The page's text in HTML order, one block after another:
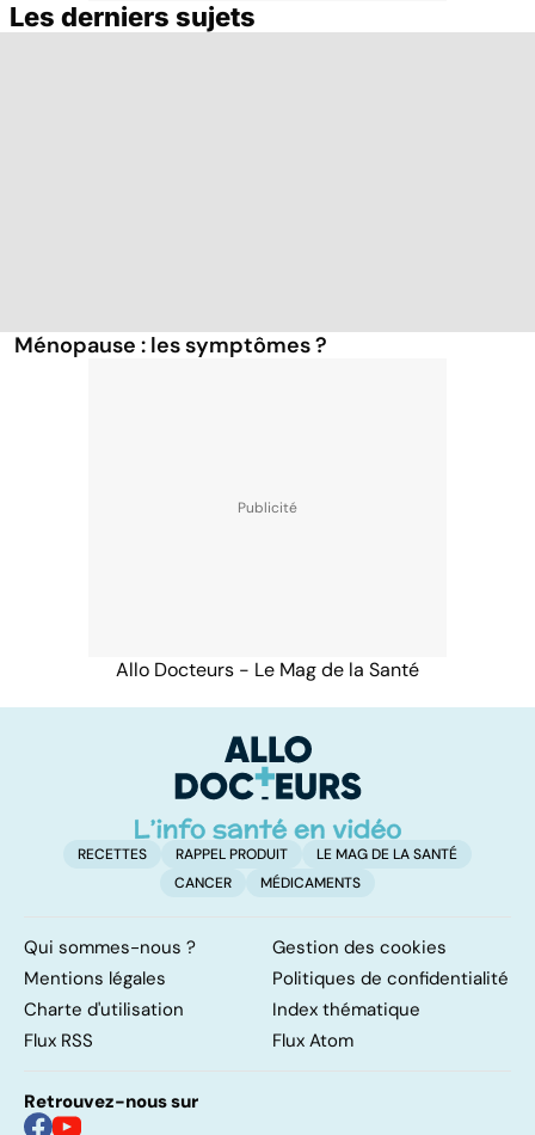
Les derniers sujets
Ménopause : les symptômes ?
Allo Docteurs - Le Mag de la Santé
RECETTES RAPPEL PRODUIT
LE MAG DE LA SANTÉ
CANCER
MÉDICAMENTS
Qui sommes-nous ?
Gestion des cookies
Mentions légales
Politiques de confidentialité
Charte d'utilisation
Index thématique
Flux RSS
Flux Atom
Retrouvez-nous sur